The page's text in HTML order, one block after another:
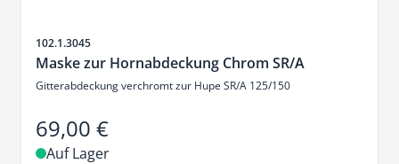
Artikelnr.
102.1.3045
Maske zur Hornabdeckung Chrom SR/A
Gitterabdeckung verchromt zur Hupe SR/A 125/150
69,00 €
Auf Lager